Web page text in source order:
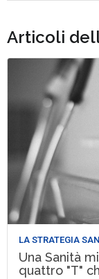
Articoli
LA STRATEGIA
Una Sanità
quattro "T"